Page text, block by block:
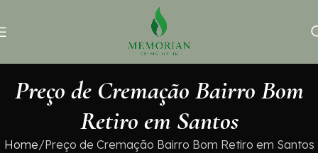
Preço de Cremação Bairro Bom
Retiro em Santos
Home Preço de Cremação Bairro Bom Retiro em Santos